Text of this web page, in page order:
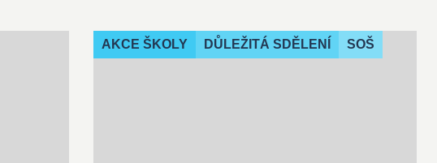
AKCE ŠKOLY DŮLEŽITÁ SDĚLENÍ SOŠ